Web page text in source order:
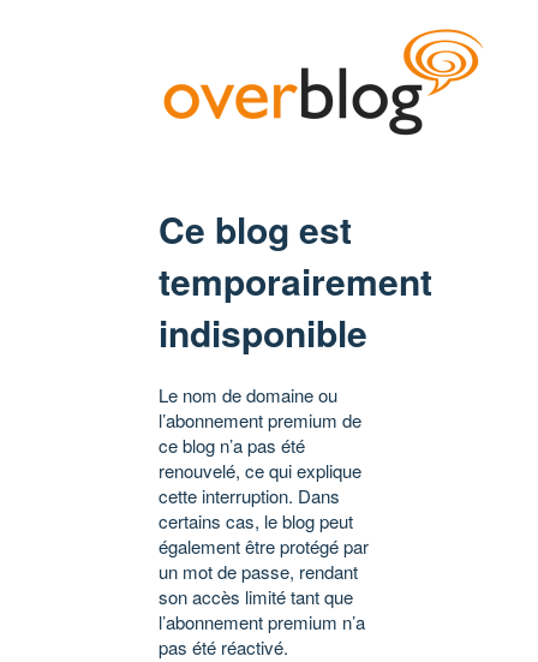
Ce blog est
temporairement
indisponible
Le nom de domaine ou
l’abonnement premium de
ce blog n’a pas été
renouvelé, ce qui explique
cette interruption. Dans
certains cas, le blog peut
également être protégé par
un mot de passe, rendant
son accès limité tant que
l’abonnement premium n’a
pas été réactivé.